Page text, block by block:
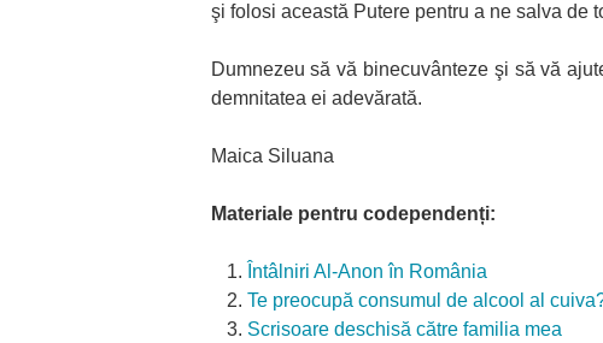
şi folosi această Putere pentru a ne salva de
Dumnezeu să vă binecuvânteze şi să vă
demnitatea ei adevărată.
Maica Siluana
Materiale pentru codependenți:
Întâlniri Al-Anon în România
Te preocupă consumul de alcool al
Scrisoare deschisă către familia mea